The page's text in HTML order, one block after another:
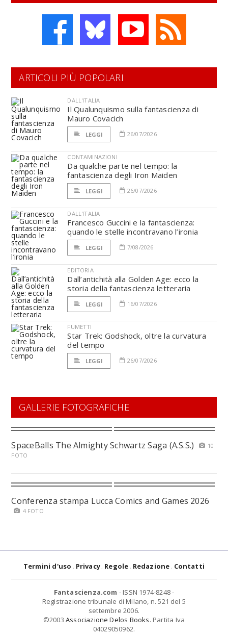
ARTICOLI PIÙ POPOLARI
DALL'ITALIA
Il Qualunquismo sulla fantascienza di
Mauro Covacich
LEGGI 26/07/2026
CONTAMINAZIONI
Da qualche parte nel tempo: la
fantascienza degli Iron Maiden
LEGGI 26/07/2026
DALL'ITALIA
Francesco Guccini e la fantascienza:
quando le stelle incontravano l’ironia
LEGGI 7/08/2026
EDITORIA
Dall’antichità alla Golden Age: ecco la
storia della fantascienza letteraria
LEGGI 16/07/2026
FUMETTI
Star Trek: Godshock, oltre la curvatura
del tempo
LEGGI 26/07/2026
GALLERIE FOTOGRAFICHE
SpaceBalls The Almighty Schwartz Saga (A.S.S.)
10
FOTO
Conferenza stampa Lucca Comics and Games 2026
4 FOTO
Termini d'uso Privacy Regole Redazione Contatti
Fantascienza.com - ISSN 1974-8248 -
Registrazione tribunale di Milano, n. 521 del 5
settembre 2006.
©2003 Associazione Delos Books. Partita Iva
04029050962.